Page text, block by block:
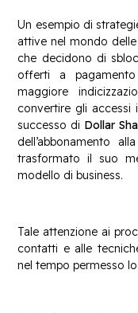
Un esempio di
attive nel mondo
che decidono di
offerti a
maggiore
convertire gli
successo di Dollar
dell’abbonamento
trasformato il suo
modello di business.
Tale attenzione ai
contatti e alle
nel tempo permesso